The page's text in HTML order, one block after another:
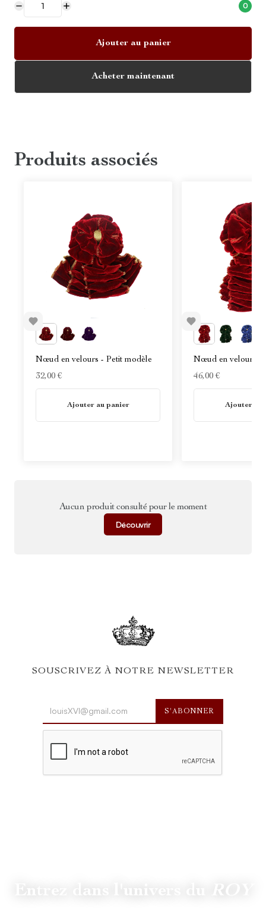
0
Ajouter au panier
Acheter maintenant
Produits associés
Nœud en velours - Petit modèle
32,00 €
Ajouter au panier
Nœud en velours -
46,00 €
Ajouter au
Aucun produit consulté pour le moment
Découvrir
SOUSCRIVEZ À NOTRE NEWSLETTER
ROY